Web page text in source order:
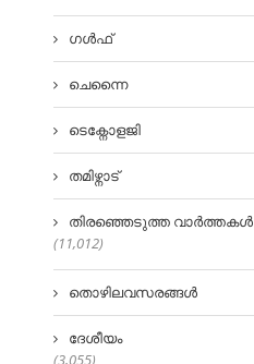
ഗൾഫ്
ചെന്നൈ
ടെക്നോളജി
തമിഴ്നാട്
തിരഞ്ഞെടുത്ത വാർത്തകൾ
(11,012)
തൊഴിലവസരങ്ങൾ
ദേശീയം
(3,055)